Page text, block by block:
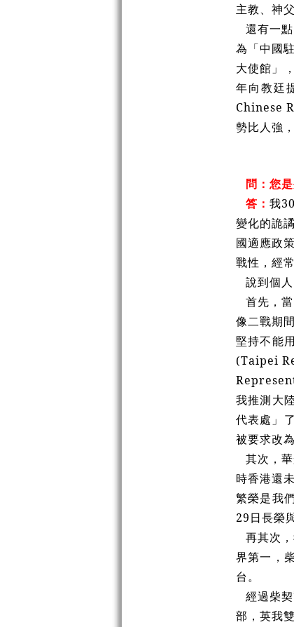
主教、神
還有一
為「中國
大使館」
年向教廷
Chinese
勢比人強
問：您
答： 我
變化的詭
國適應政
戰性，經
說到個
首先，
像二戰期
堅持不能
(Taipei
我推測大
代表處」
被要求改
其次，
時香港還
繁榮是我
29日長榮
再其次
界第一，
台。
經過柴
部，英我